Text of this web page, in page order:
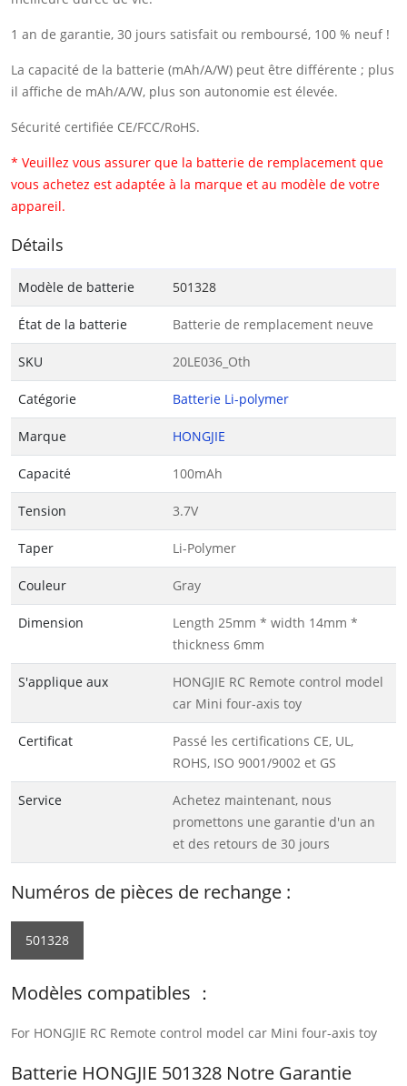
1 an de garantie, 30 jours satisfait ou remboursé, 100 % neuf !
La capacité de la batterie (mAh/A/W) peut être différente ; plus
il affiche de mAh/A/W, plus son autonomie est élevée.
Sécurité certifiée CE/FCC/RoHS.
* Veuillez vous assurer que la batterie de remplacement que
vous achetez est adaptée à la marque et au modèle de votre
appareil.
Détails
Modèle de batterie 501328
État de la batterie Batterie de remplacement neuve
SKU 20LE036_Oth
Catégorie Batterie Li-polymer
Marque HONGJIE
Capacité 100mAh
Tension 3.7V
Taper Li-Polymer
Couleur Gray
Dimension
Length 25mm * width 14mm *
thickness 6mm
S'applique aux
HONGJIE RC Remote control model
car Mini four-axis toy
Certificat
Passé les certifications CE, UL,
ROHS, ISO 9001/9002 et GS
Service
Achetez maintenant, nous
promettons une garantie d'un an
et des retours de 30 jours
Numéros de pièces de rechange :
501328
Modèles compatibles ：
For HONGJIE RC Remote control model car Mini four-axis toy
Batterie HONGJIE 501328 Notre Garantie